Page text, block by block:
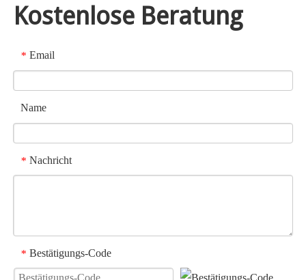
Kostenlose Beratung
* Email
Name
* Nachricht
* Bestätigungs-Code